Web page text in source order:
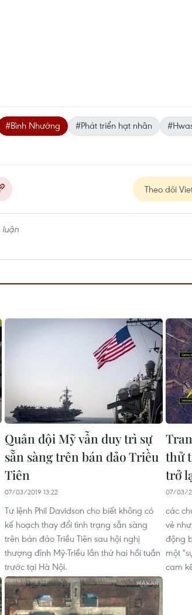
#Bình Nhưỡng #Phát triển hạt nhân
Theo dõi
Quân đội Mỹ vẫn duy trì sự
sẵn sàng trên bán đảo Triều
Tiên
07/03/2019 13:22
Tư lệnh Phil Davidson cho biết không có
kế hoạch thay đổi tình trạng sẵn sàng
trên bán đảo Triều Tiên sau hội nghị
thượng đỉnh Mỹ-Triều lần thứ hai hồi tuần
trước tại Hà Nội.
thử
trở
07/03/
các
vẻ
động
một
cam